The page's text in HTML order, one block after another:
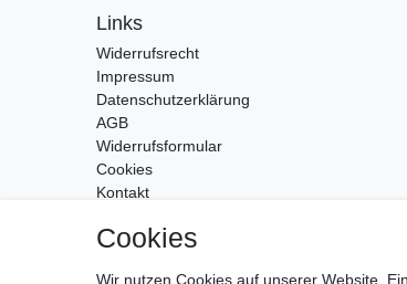
Links
Widerrufs­recht
Impressum
Daten­schutz­erklärung
AGB
Widerrufsformular
Cookies
Kontakt
Cookies
Wir nutzen Cookies auf unserer Website.